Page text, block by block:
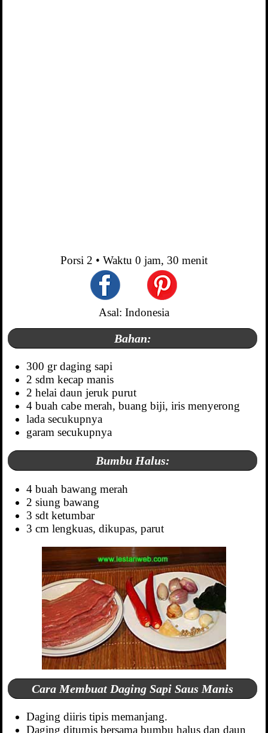
Porsi 2 • Waktu 0 jam, 30 menit
Asal: Indonesia
Bahan:
300 gr daging sapi
2 sdm kecap manis
2 helai daun jeruk purut
4 buah cabe merah, buang biji, iris menyerong
lada secukupnya
garam secukupnya
Bumbu Halus:
4 buah bawang merah
2 siung bawang
3 sdt ketumbar
3 cm lengkuas, dikupas, parut
Cara Membuat Daging Sapi Saus Manis
Daging diiris tipis memanjang.
Daging ditumis bersama bumbu halus dan daun